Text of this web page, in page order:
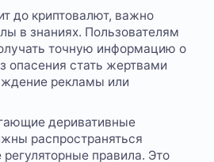
до криптовалют, важно
в знаниях. Пользователям
точную информацию о
опасения стать жертвами
рекламы или
деривативные
распространяться
правила. Это